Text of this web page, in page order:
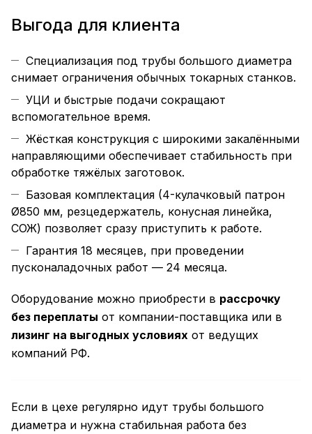
Выгода для клиента
Специализация под трубы большого диаметра
снимает ограничения обычных токарных станков.
УЦИ и быстрые подачи сокращают
вспомогательное время.
Жёсткая конструкция с широкими закалёнными
направляющими обеспечивает стабильность при
обработке тяжёлых заготовок.
Базовая комплектация (4-кулачковый патрон
Ø850 мм, резцедержатель, конусная линейка,
СОЖ) позволяет сразу приступить к работе.
Гарантия 18 месяцев, при проведении
пусконаладочных работ — 24 месяца.
Оборудование можно приобрести в рассрочку
без переплаты от компании-поставщика или в
лизинг на выгодных условиях от ведущих
компаний РФ.
Если в цехе регулярно идут трубы большого
диаметра и нужна стабильная работа без